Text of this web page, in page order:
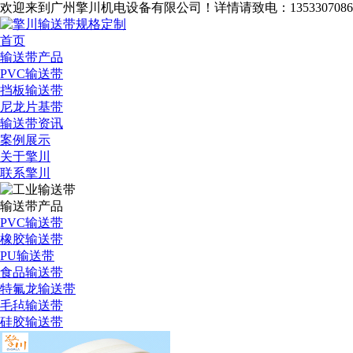
欢迎来到广州擎川机电设备有限公司！ 详情请致电：
首页
输送带产品
PVC输送带
挡板输送带
尼龙片基带
输送带资讯
案例展示
关于擎川
联系擎川
输送带产品
PVC输送带
橡胶输送带
PU输送带
食品输送带
特氟龙输送带
毛毡输送带
硅胶输送带